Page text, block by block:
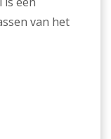
van het